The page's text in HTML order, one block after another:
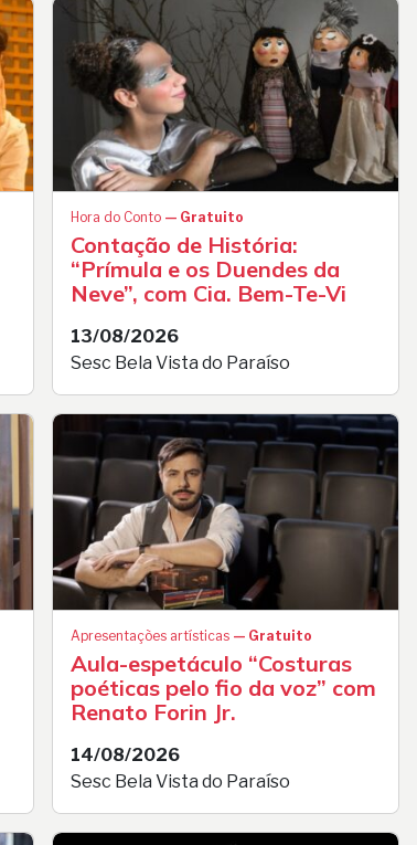
Hora do Conto — Gratuito
Contação de História:
“Prímula e os Duendes da
Neve”, com Cia. Bem-Te-Vi
13/08/2026
Sesc Bela Vista do Paraíso
Apresentações artísticas — Gratuito
Aula-espetáculo “Costuras
poéticas pelo fio da voz” com
Renato Forin Jr.
14/08/2026
Sesc Bela Vista do Paraíso